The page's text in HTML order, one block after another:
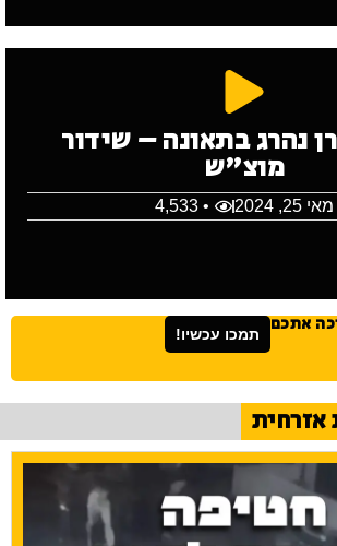
נהרג בתאונה – שידור
מוצ"ש
מאי 25, 2024 • 4,533
אתכם תמכו עכשיו!
אזרחית